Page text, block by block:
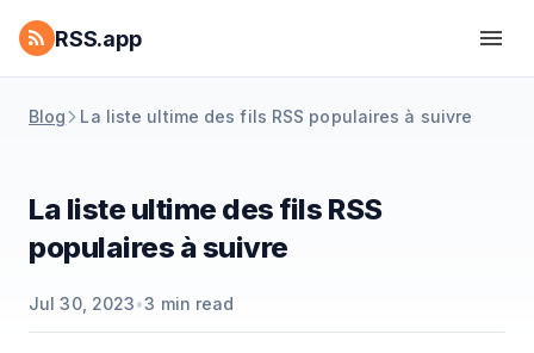
RSS.app
Blog La liste ultime des fils RSS populaires à suivre
La liste ultime des fils RSS
populaires à suivre
Jul 30, 2023•3 min read